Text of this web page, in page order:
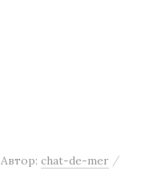
Автор: chat-de-mer /